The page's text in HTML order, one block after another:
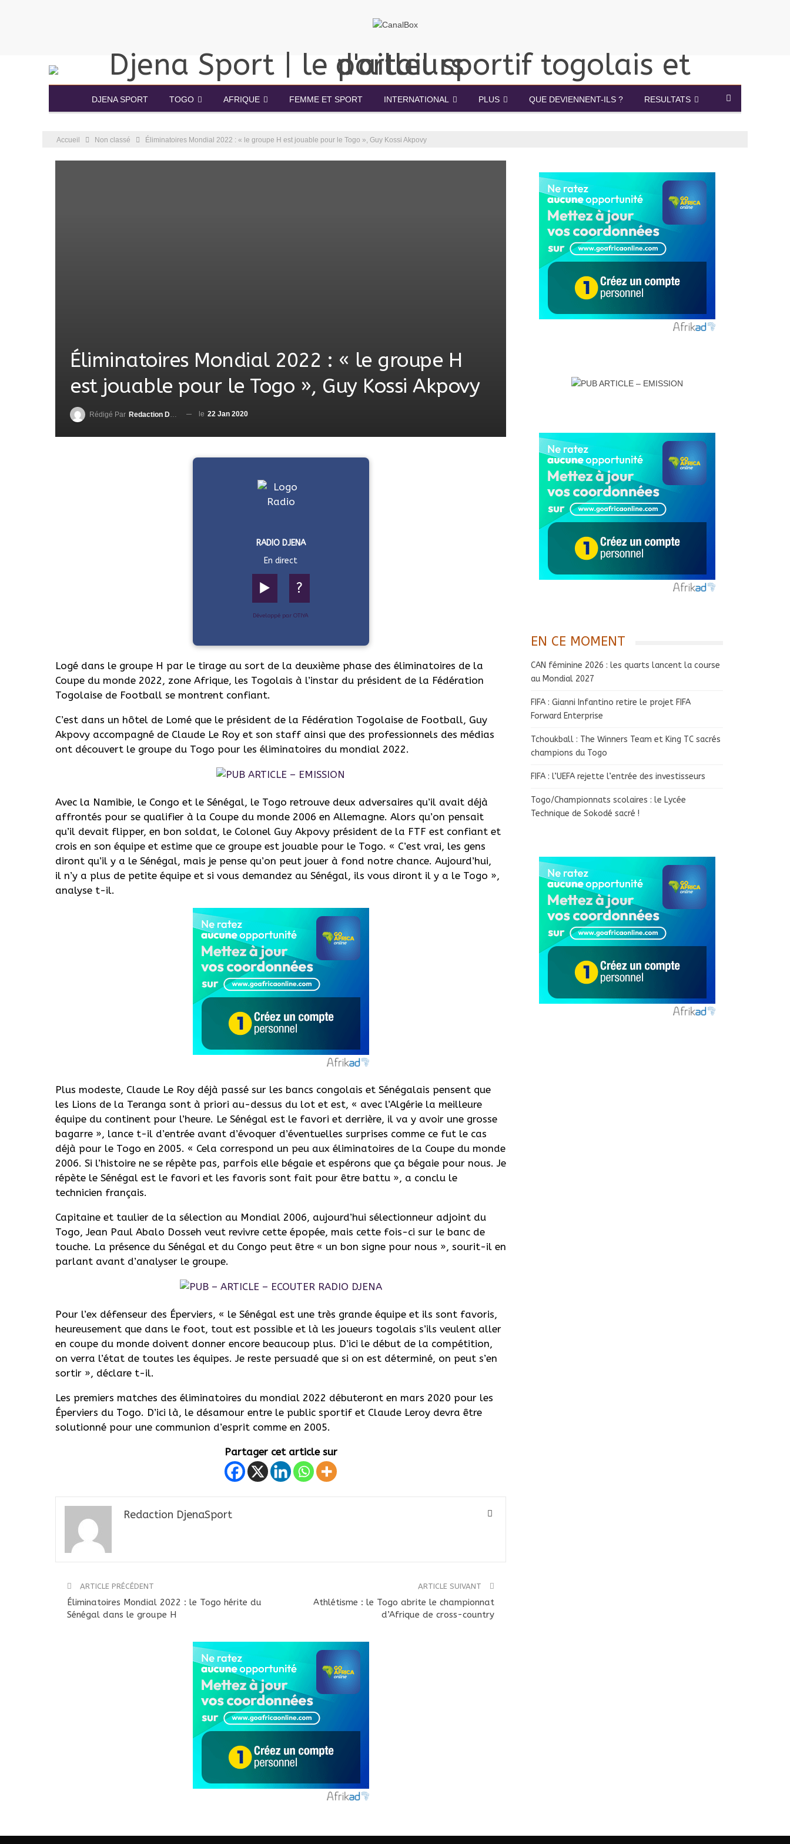
DJENA SPORT TOGO AFRIQUE FEMME ET SPORT INTERNATIONAL PLUS QUE DEVIENNENT-ILS ? RESULTATS
Accueil Non classé Éliminatoires Mondial 2022 : « le groupe H est jouable pour le Togo », Guy Kossi Akpovy
Éliminatoires Mondial 2022 : « le groupe H
est jouable pour le Togo », Guy Kossi Akpovy
Rédigé Par Redaction DjenaSport le 22 Jan 2020
RADIO DJENA
En direct
▶️ ?
Développé par OTIYA
Logé dans le groupe H par le tirage au sort de la deuxième phase des éliminatoires de la
Coupe du monde 2022, zone Afrique, les Togolais à l’instar du président de la Fédération
Togolaise de Football se montrent confiant.
C’est dans un hôtel de Lomé que le président de la Fédération Togolaise de Football, Guy
Akpovy accompagné de Claude Le Roy et son staff ainsi que des professionnels des médias
ont découvert le groupe du Togo pour les éliminatoires du mondial 2022.
Avec la Namibie, le Congo et le Sénégal, le Togo retrouve deux adversaires qu’il avait déjà
affrontés pour se qualifier à la Coupe du monde 2006 en Allemagne. Alors qu’on pensait
qu’il devait flipper, en bon soldat, le Colonel Guy Akpovy président de la FTF est confiant et
crois en son équipe et estime que ce groupe est jouable pour le Togo. « C’est vrai, les gens
diront qu’il y a le Sénégal, mais je pense qu’on peut jouer à fond notre chance. Aujourd’hui,
il n’y a plus de petite équipe et si vous demandez au Sénégal, ils vous diront il y a le Togo »,
analyse t-il.
Plus modeste, Claude Le Roy déjà passé sur les bancs congolais et Sénégalais pensent que
les Lions de la Teranga sont à priori au-dessus du lot et est, « avec l’Algérie la meilleure
équipe du continent pour l’heure. Le Sénégal est le favori et derrière, il va y avoir une grosse
bagarre », lance t-il d’entrée avant d’évoquer d’éventuelles surprises comme ce fut le cas
déjà pour le Togo en 2005. « Cela correspond un peu aux éliminatoires de la Coupe du monde
2006. Si l’histoire ne se répète pas, parfois elle bégaie et espérons que ça bégaie pour nous. Je
répète le Sénégal est le favori et les favoris sont fait pour être battu », a conclu le
technicien français.
Capitaine et taulier de la sélection au Mondial 2006, aujourd’hui sélectionneur adjoint du
Togo, Jean Paul Abalo Dosseh veut revivre cette épopée, mais cette fois-ci sur le banc de
touche. La présence du Sénégal et du Congo peut être « un bon signe pour nous », sourit-il en
parlant avant d’analyser le groupe.
Pour l’ex défenseur des Éperviers, « le Sénégal est une très grande équipe et ils sont favoris,
heureusement que dans le foot, tout est possible et là les joueurs togolais s’ils veulent aller
en coupe du monde doivent donner encore beaucoup plus. D’ici le début de la compétition,
on verra l’état de toutes les équipes. Je reste persuadé que si on est déterminé, on peut s’en
sortir », déclare t-il.
Les premiers matches des éliminatoires du mondial 2022 débuteront en mars 2020 pour les
Éperviers du Togo. D’ici là, le désamour entre le public sportif et Claude Leroy devra être
solutionné pour une communion d’esprit comme en 2005.
Partager cet article sur
Redaction DjenaSport
ARTICLE PRÉCÉDENT
Éliminatoires Mondial 2022 : le Togo hérite du
Sénégal dans le groupe H
ARTICLE SUIVANT
Athlétisme : le Togo abrite le championnat
d’Afrique de cross-country
EN CE MOMENT
CAN féminine 2026 : les quarts lancent la course
au Mondial 2027
FIFA : Gianni Infantino retire le projet FIFA
Forward Enterprise
Tchoukball : The Winners Team et King TC sacrés
champions du Togo
FIFA : l’UEFA rejette l’entrée des investisseurs
Togo/Championnats scolaires : le Lycée
Technique de Sokodé sacré !